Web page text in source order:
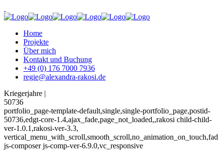
Home
Projekte
Über mich
Kontakt und Buchung
+49 (0) 176 7000 7936
regie@alexandra-rakosi.de
Kriegerjahre |
50736
portfolio_page-template-default,single,single-portfolio_page,postid-
50736,edgt-core-1.4,ajax_fade,page_not_loaded,,rakosi child-child-
ver-1.0.1,rakosi-ver-3.3,
js-composer js-comp-ver-6.9.0,vc_responsive